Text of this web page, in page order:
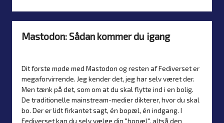
Mastodon: Sådan kommer du igang
by
in
Dit første møde med Mastodon og resten af Fediverset er
megaforvirrende. Jeg kender det, jeg har selv været der.
Men tænk på det, som om at du skal flytte ind i en bolig.
De traditionelle mainstream-medier dikterer, hvor du skal
bo. Der er lidt firkantet sagt, én bopæl, én indgang. I
Fediverset kan du selv vælge din "bopæl", altså den